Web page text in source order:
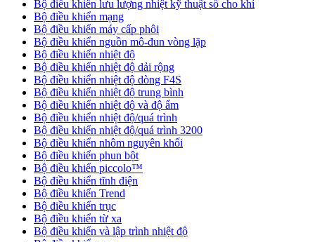
Bộ điều khiển lưu lượng nhiệt kỹ thuật số cho khí
Bộ điều khiển mạng
Bộ điều khiển máy cấp phôi
Bộ điều khiển nguồn mô-đun vòng lặp
Bộ điều khiển nhiệt độ
Bộ điều khiển nhiệt độ dải rộng
Bộ điều khiển nhiệt độ dòng F4S
Bộ điều khiển nhiệt độ trung bình
Bộ điều khiển nhiệt độ và độ ẩm
Bộ điều khiển nhiệt độ/quá trình
Bộ điều khiển nhiệt độ/quá trình 3200
Bộ điều khiển nhôm nguyên khối
Bộ điều khiển phun bột
Bộ điều khiển piccolo™
Bộ điều khiển tĩnh điện
Bộ điều khiển Trend
Bộ điều khiển trục
Bộ điều khiển từ xa
Bộ điều khiển và lập trình nhiệt độ